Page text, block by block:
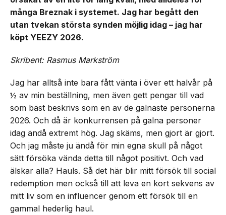
många Breznak i systemet. Jag har begått den
utan tvekan största synden möjlig idag – jag har
köpt YEEZY 2026.
Skribent: Rasmus Markström
Jag har alltså inte bara fått vänta i över ett halvår på
½ av min beställning, men även gett pengar till vad
som bäst beskrivs som en av de galnaste personerna
2026. Och då är konkurrensen på galna personer
idag ändå extremt hög. Jag skäms, men gjort är gjort.
Och jag måste ju ändå för min egna skull på något
sätt försöka vända detta till något positivt. Och vad
älskar alla? Hauls. Så det här blir mitt försök till social
redemption men också till att leva en kort sekvens av
mitt liv som en influencer genom ett försök till en
gammal hederlig haul.